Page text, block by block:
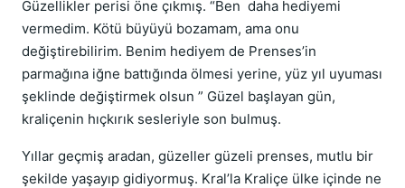
Güzellikler perisi öne çıkmış. “Ben daha hediyemi
vermedim. Kötü büyüyü bozamam, ama onu
değiştirebilirim. Benim hediyem de Prenses’in
parmağına iğne battığında ölmesi yerine, yüz yıl uyuması
şeklinde değiştirmek olsun ” Güzel başlayan gün,
kraliçenin hıçkırık sesleriyle son bulmuş.
Yıllar geçmiş aradan, güzeller güzeli prenses, mutlu bir
şekilde yaşayıp gidiyormuş. Kral’la Kraliçe ülke içinde ne